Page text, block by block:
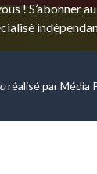
! S’abonner
réalisé parMédia